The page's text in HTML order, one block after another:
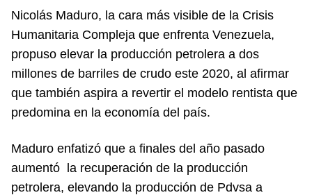
Nicolás Maduro, la cara más visible de la Crisis
Humanitaria Compleja que enfrenta Venezuela,
propuso elevar la producción petrolera a dos
millones de barriles de crudo este 2020, al afirmar
que también aspira a revertir el modelo rentista que
predomina en la economía del país.
Maduro enfatizó que a finales del año pasado
aumentó la recuperación de la producción
petrolera, elevando la producción de Pdvsa a